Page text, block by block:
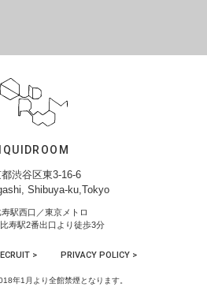
渋谷区東3-16-6
Shibuya-ku,Tokyo
駅西口／東京メトロ
寿駅2番出口より徒歩3分
> PRIVACY POLICY >
年1月より全館禁煙となります。